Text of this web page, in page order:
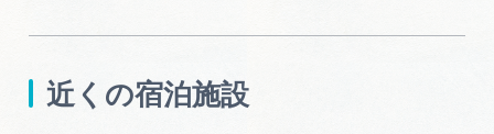
近くの宿泊施設